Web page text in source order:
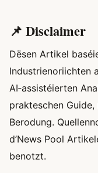
📌 Disclaimer
Dësen Artikel
Industrienoriichten
AI‑assistéierten
prakteschen
Berodung.
d’News Pool
benotzt.